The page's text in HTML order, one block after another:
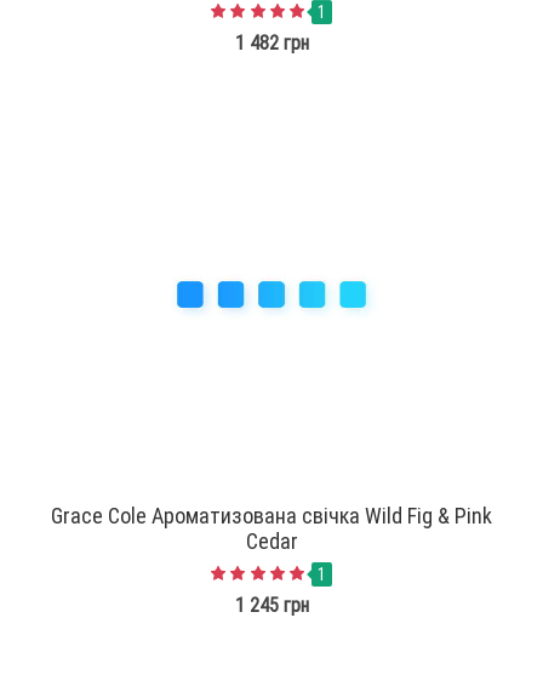
1
1 482 грн
Grace Cole Ароматизована свічка Wild Fig & Pink
Cedar
1
1 245 грн